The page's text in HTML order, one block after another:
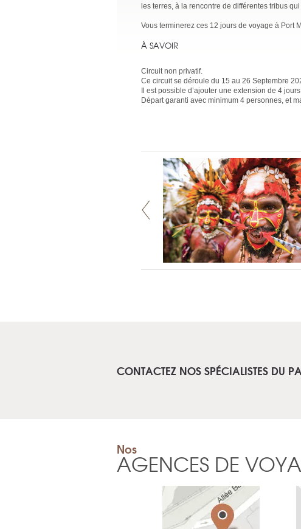
les terres, à la rencontre de différentes tribus
Vous terminerez ces 12 jours de voyage à Port
À SAVOIR
Circuit non privatif.
Ce circuit se déroule du 15 au 26 Septembre
Il est possible d’ajouter une extension de 4
Départ garanti avec minimum 4 personnes, et
CONTACTEZ NOS SPÉCIALISTES DU
Nos
AGENCES DE